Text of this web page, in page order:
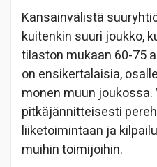
Kansainvälistä
kuitenkin suuri joukko,
tilaston mukaan 60-75
on ensikertalaisia,
monen muun
pitkäjännitteisesti
liiketoimintaan ja
muihin toimijoihin.